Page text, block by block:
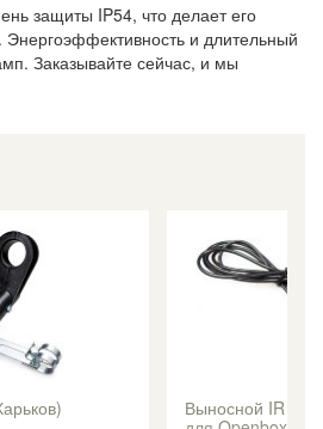
защиты IP54, что делает его
Энергоэффективность и длительный
Заказывайте сейчас, и мы
Выносной IR